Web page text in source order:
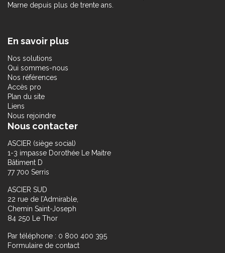
Marne depuis plus de trente ans.
En savoir plus
Nos solutions
Qui sommes-nous
Nos références
Accès pro
Plan du site
Liens
Nous rejoindre
Nous contacter
ASCIER (siège social)
1-3 impasse Dorothée Le Maitre
Bâtiment D
77 700 Serris
ASCIER SUD
22 rue de l’Admirable,
Chemin Saint-Joseph
84 250 Le Thor
Par téléphone : 0 800 400 395
Formulaire de contact